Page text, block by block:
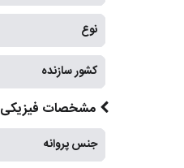
نوع
کشور سازنده
مشخصات فیزیکی
جنس پروانه